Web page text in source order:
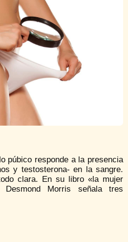
púbico responde a la presencia
y testosterona- en la sangre.
clara. En su libro «la mujer
Desmond Morris señala tres